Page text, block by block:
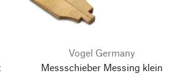
Vogel Germany
Messschieber Messing klein